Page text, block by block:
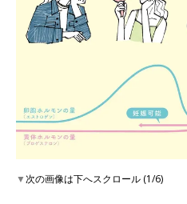
▼次の画像は下へスクロール (1/6)